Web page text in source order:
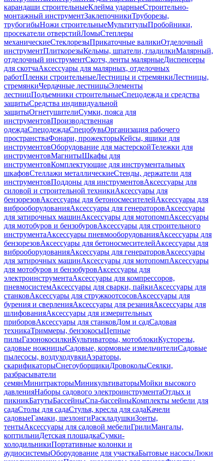
карандаши строительныеКлейма ударныеСтроительно-
монтажный инструментЗаклепочникиТруборезы,
трубогибыНожи строительныеМультитулыПробойники,
просекатели отверстийЛомыСтеплеры
механическиеСтеклорезыПрикаточные валикиОтделочный
инструментПлиткорезыКельмы, шпатели, гладилкиМалярный,
отделочный инструментСкотч, ленты малярныеДиспенсеры
для скотчаАксессуары для малярных, отделочных
работПленки строительныеЛестницы и стремянкиЛестницы,
стремянкиЧердачные лестницыЭлементы
лестницПодъемники строительныеСпецодежда и средства
защитыСредства индивидуальной
защитыОгнетушителиСумки, пояса для
инструментовПроизводственная
одеждаСпецодеждаСпецобувьОрганизация рабочего
пространстваФонари, прожекторыКейсы, ящики для
инструментовОборудование для мастерскойТележки для
инструментовМагнитыШкафы для
инструментовКомплектующие для инструментальных
шкафовСтеллажи металлическиеСтенды, держатели для
инструментовПоддоны для инструментовАксессуары для
силовой и строительной техникиАксессуары для
бензорезовАксессуары для бетоносмесителейАксессуары для
виброоборудованияАксессуары для генераторовАксессуары
для затирочных машинАксессуары для мотопомпАксессуары
для мотобуров и бензобуровАксессуары для строительного
инструментаАксессуары пневмооборудованияАксессуары для
бензорезовАксессуары для бетоносмесителейАксессуары для
виброоборудованияАксессуары для генераторовАксессуары
для затирочных машинАксессуары для мотопомпАксессуары
для мотобуров и бензобуровАксессуары для
электроинструментаАксессуары для компрессоров,
пневмосистемАксессуары для сварки, пайкиАксессуары для
станковАксессуары для стружкоотсосовАксессуары для
бурения и сверленияАксессуары для резанияАксессуары для
шлифованияАксессуары для измерительных
приборовАксессуары для станковДом и садСадовая
техникаТриммеры, бензокосыЦепные
пилыГазонокосилкиКультиваторы, мотоблокиКусторезы,
садовые ножницыСадовые, кормовые измельчителиСадовые
пылесосы, воздуходувкиАэраторы,
скарификаторыСнегоуборщикиДровоколыСеялки,
разбрасыватели
семянМинитракторыМиникультиваторыМойки высокого
давленияНаборы садового электроинструментаОтдых и
пикникБатутыБассейныСпа-бассейныКомплекты мебели для
садаСтолы для садаСтулья, кресла для садаКачели
садовыеГамаки, шезлонгиРаскладушкиЗонты,
тентыАксессуары для садовой мебелиГрилиМангалы,
коптильниДетская площадкаСумки-
холодильникиПортативные колонки и
аудиосистемыОборудование для участкаБытовые насосыЛюки